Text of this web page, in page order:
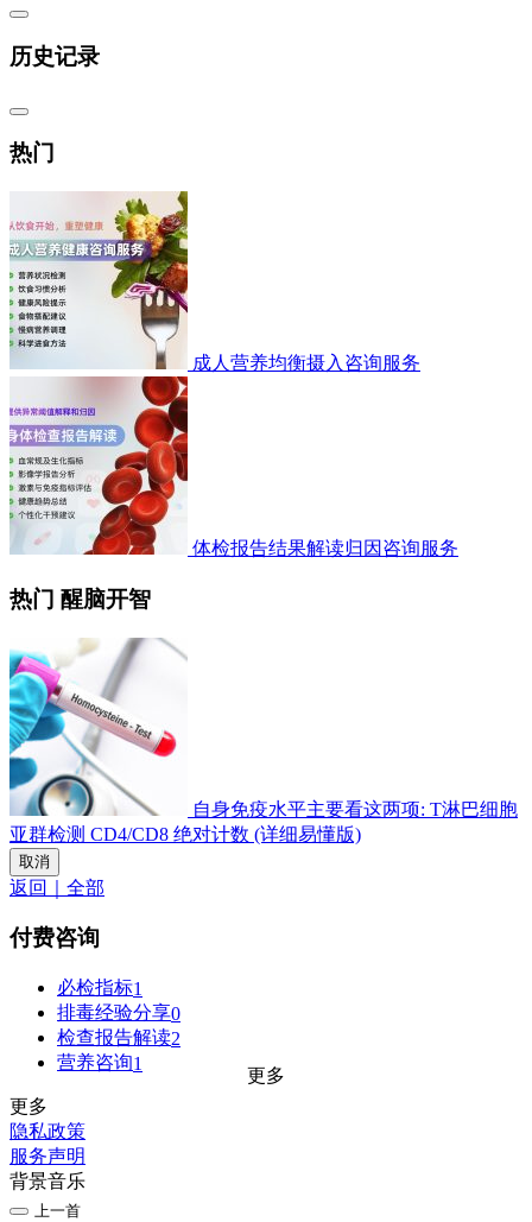
历史记录
热门
成人营养均衡摄入咨询服务
体检报告结果解读归因咨询服务
热门 醒脑开智
自身免疫水平主要看这两项: T淋巴细胞
亚群检测 CD4/CD8 绝对计数 (详细易懂版)
取消
返回｜全部
付费咨询
必检指标1
排毒经验分享0
检查报告解读2
营养咨询1
更多
更多
隐私政策
服务声明
背景音乐
上一首